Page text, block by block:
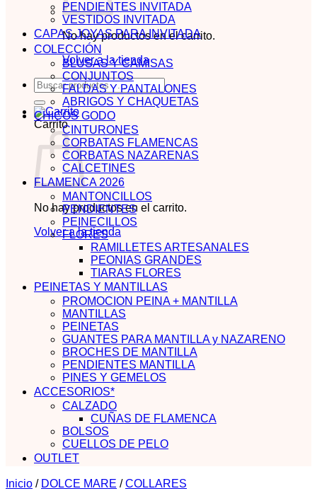
No hay productos en el carrito.
Volver a la tienda
Buscar
por:
Carrito
No hay productos en el carrito.
Volver a la tienda
PENDIENTES INVITADA
VESTIDOS INVITADA
CAPAS JOYAS PARA INVITADA
COLECCIÓN
BLUSAS Y CAMISAS
CONJUNTOS
FALDAS Y PANTALONES
ABRIGOS Y CHAQUETAS
CHICOS GODO
CINTURONES
CORBATAS FLAMENCAS
CORBATAS NAZARENAS
CALCETINES
FLAMENCA 2026
MANTONCILLOS
PENDIENTES
PEINECILLOS
FLORES
RAMILLETES ARTESANALES
PEONIAS GRANDES
TIARAS FLORES
PEINETAS Y MANTILLAS
PROMOCION PEINA + MANTILLA
MANTILLAS
PEINETAS
GUANTES PARA MANTILLA y NAZARENO
BROCHES DE MANTILLA
PENDIENTES MANTILLA
PINES Y GEMELOS
ACCESORIOS*
CALZADO
CUÑAS DE FLAMENCA
BOLSOS
CUELLOS DE PELO
OUTLET
Inicio / DOLCE MARE / COLLARES